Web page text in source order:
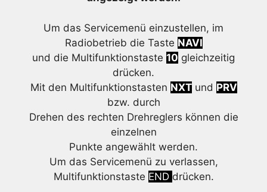
Um das Servicemenü einzustellen, im
Radiobetrieb die Taste NAVI
und die Multifunktionstaste 10 gleichzeitig
drücken.
Mit den Multifunktionstasten NXTund PRV
bzw. durch
Drehen des rechten Drehreglers können die
einzelnen
Punkte angewählt werden.
Um das Servicemenü zu verlassen,
Multifunktionstaste END drücken.